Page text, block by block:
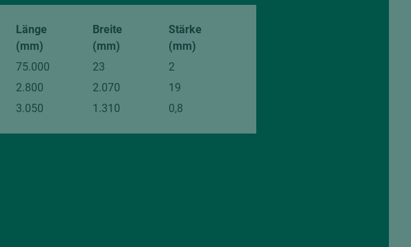
Länge
(mm)
Breite
(mm)
Stärke
(mm)
75.000 23
2
2.800 2.070
19
3.050 1.310 0,8